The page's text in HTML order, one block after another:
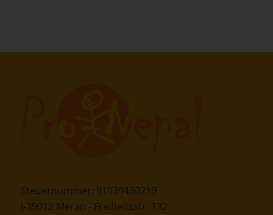
Steuernummer: 91039430219
I-39012 Meran - Freiheitsstr. 132